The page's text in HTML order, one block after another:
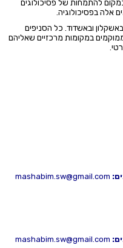
להתמחות של פסיכולוגים
אלה בפסיכולוגיה.
ובאשדוד. כל הסניפים
במקומות מרכזיים שאליהם
mashabim.sw@gmail.com
mashabim.sw@gmail.com